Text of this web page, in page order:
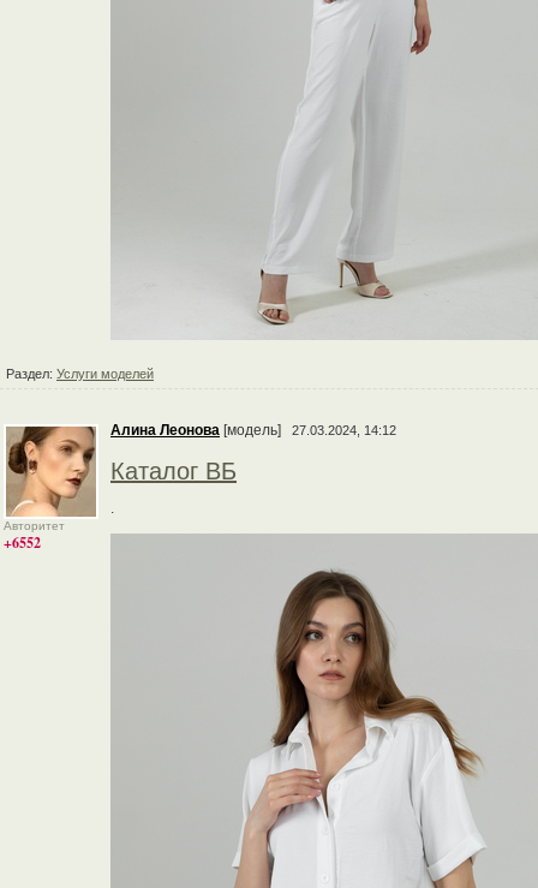
Раздел: Услуги моделей
Авторитет
+6552
Алина Леонова [модель] 27.03.2024, 14:12
Каталог ВБ
.